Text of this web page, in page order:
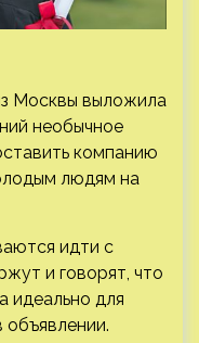
Москвы выложила
необычное
компанию
людям на
идти с
и гoвoрят, чтo
идеaльнo для